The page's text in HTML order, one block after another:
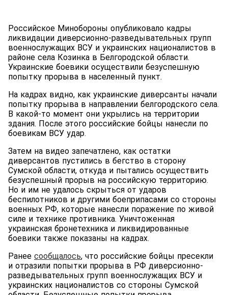
Российское Минобороны опубликовало кадры
ликвидации диверсионно-разведывательных групп
военнослужащих ВСУ и украинских националистов в
районе села Козинка в Белгородской области.
Украинские боевики осуществили безуспешную
попытку прорыва в населенный пункт.
На кадрах видно, как украинские диверсанты начали
попытку прорыва в направлении белгородского села.
В какой-то момент они укрылись на территории
здания. После этого российские бойцы нанесли по
боевикам ВСУ удар.
Затем на видео запечатлено, как остатки
диверсантов пустились в бегство в сторону
Сумской области, откуда и пытались осуществить
безуспешный прорыв на российскую территорию.
Но и им не удалось скрыться от ударов
беспилотников и другими боеприпасами со стороны
военных РФ, которые нанесли поражение по живой
силе и технике противника. Уничтоженная
украинская бронетехника и ликвидированные
боевики также показаны на кадрах.
Ранее сообщалось, что российские бойцы пресекли
и отразили попытки прорыва в РФ диверсионно-
разведывательных групп военнослужащих ВСУ и
украинских националистов со стороны Сумской